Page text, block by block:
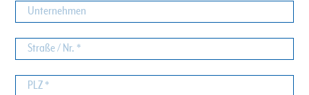
Unternehmen
Straße
/
Nr.
PLZ